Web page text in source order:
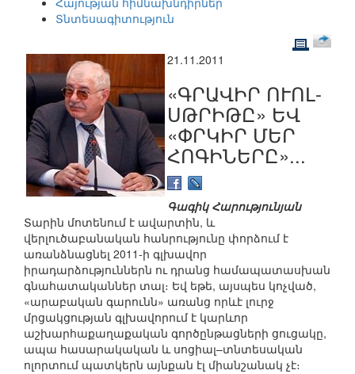
Տնտեսագիտություն
21.11.2011
«ԳՐԱՎԻՐ ՈՒՈԼ-
ՍԹՐԻԹԸ» ԵՎ
«ՓՐԿԻՐ ՄԵՐ
ՀՈԳԻՆԵՐԸ»...
Գագիկ Հարությունյան
Տարին մոտենում է ավարտին, և
վերլուծաբանական հանրությունը փորձում է
առանձնացնել 2011-ի գլխավոր
իրադարձություններն ու դրանց համապատասխան
գնահատականներ տալ։ Եվ եթե, այսպես կոչված,
«արաբական գարունն» առանց որևէ լուրջ
մրցակցության գլխավորում է կարևոր
աշխարհաքաղաքական գործընթացների ցուցակը,
ապա հասարակական և սոցիալ–տնտեսական
ոլորտում պատկերն այնքան էլ միանշանակ չէ։